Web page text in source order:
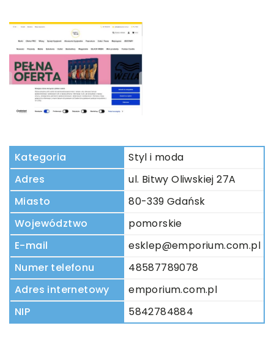
Kategoria
Styl i moda
Adres
ul. Bitwy Oliwskiej 27A
Miasto
80-339 Gdańsk
Województwo
pomorskie
E-mail
esklep@emporium.com.pl
Numer telefonu
48587789078
Adres internetowy
emporium.com.pl
NIP
5842784884